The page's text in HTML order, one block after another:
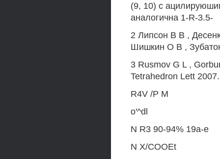
(9, 10) с
аналогична 1-R-3.5-
2 Липсон В В ,
Шишкин О В ,
3 Rusmov G L ,
Tetrahedron Lett
R4V /Р M
o'^dl
N R3 90-94% 19a-e
N X/COOEt